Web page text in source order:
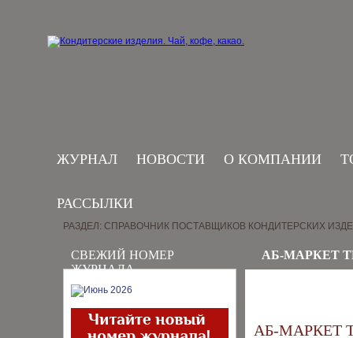
ЖУРНАЛ НОВОСТИ О КОМПАНИИ
РАССЫЛКИ
СВЕЖИЙ НОМЕР
ЖУРНАЛА
РАЗДЕЛ: СПРАВОЧНИК ПОСТАВЩИКОВ КОНДИТЕРСКИХ
АБ-МАРКЕТ
АБ-МАРКЕТ